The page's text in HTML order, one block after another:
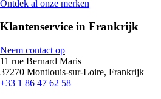
Ontdek al onze merken
Klantenservice in Frankrijk
Neem contact op
11 rue Bernard Maris
37270 Montlouis-sur-Loire, Frankrijk
+33 1 86 47 62 58